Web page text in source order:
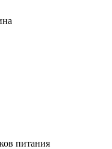
питания